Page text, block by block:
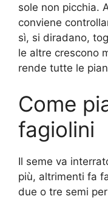
sole non picchia.
conviene
sì, si diradano,
le altre crescono
rende tutte le
Come
fagiolini
Il seme va
più, altrimenti fa
due o tre semi